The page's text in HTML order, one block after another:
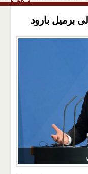
برميل بارود